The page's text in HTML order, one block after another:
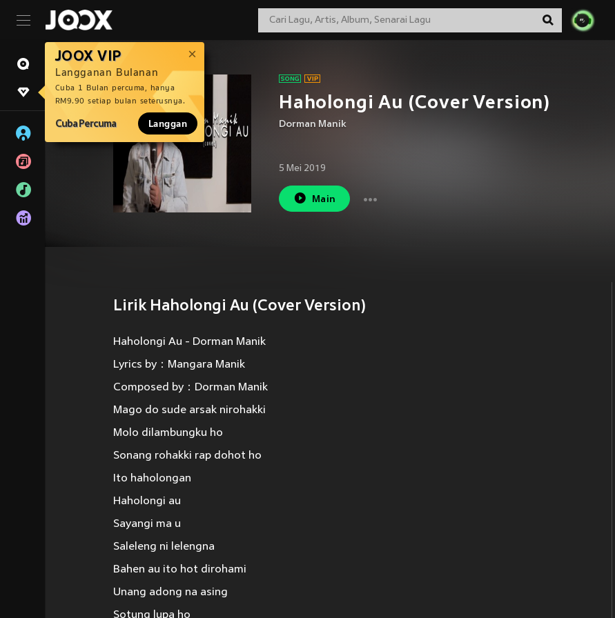
JOOX VIP
Langganan Bulanan
Cuba 1 Bulan percuma, hanya
RM9.90 setiap bulan seterusnya.
Cuba Percuma Langgan
Haholongi Au (Cover Version)
Dorman Manik
5 Mei 2019
Main
Lirik Haholongi Au (Cover Version)
Haholongi Au - Dorman Manik
Lyrics by：Mangara Manik
Composed by：Dorman Manik
Mago do sude arsak nirohakki
Molo dilambungku ho
Sonang rohakki rap dohot ho
Ito haholongan
Haholongi au
Sayangi ma u
Saleleng ni lelengna
Bahen au ito hot dirohami
Unang adong na asing
Sotung lupa ho